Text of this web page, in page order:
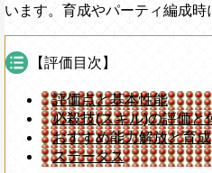
います。育成やパーティ編成時
【評価目次】
評価点と基本性能
必殺技(スキル)の評価と
おすすめ能力解放と育成
ステータス